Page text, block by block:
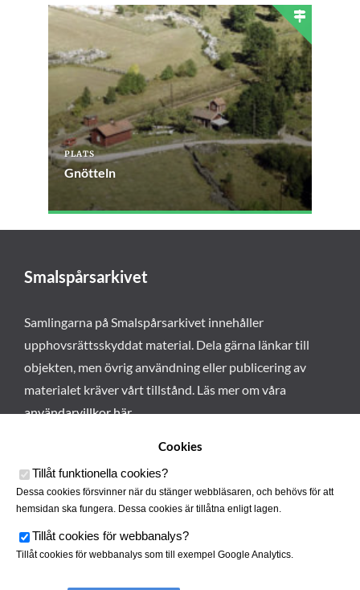
PLATS
Gnötteln
Smalspårsarkivet
Samlingarna på Smalspårsarkivet innehåller
upphovsrättsskyddat material. Dela gärna länkar till
objekten, men övrig användning eller publicering av
materialet kräver vårt tillstånd. Läs mer om våra
användarvillkor här.
Cookies
Tillåt funktionella cookies?
Dessa cookies försvinner när du stänger webbläsaren, och behövs för att
hemsidan ska fungera. Dessa cookies är tillåtna enligt lagen.
Tillåt cookies för webbanalys?
Tillåt cookies för webbanalys som till exempel Google Analytics.